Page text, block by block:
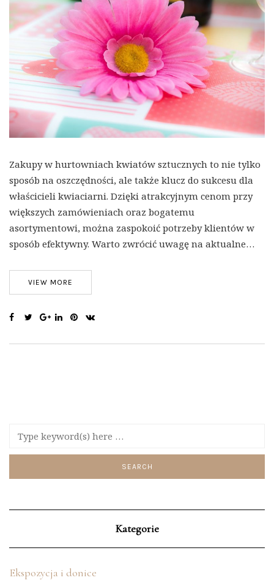
Zakupy w hurtowniach kwiatów sztucznych to nie tylko
sposób na oszczędności, ale także klucz do sukcesu dla
właścicieli kwiaciarni. Dzięki atrakcyjnym cenom przy
większych zamówieniach oraz bogatemu
asortymentowi, można zaspokoić potrzeby klientów w
sposób efektywny. Warto zwrócić uwagę na aktualne…
VIEW MORE
Kategorie
Ekspozycja i donice